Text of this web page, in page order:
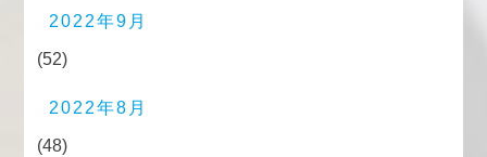
2022年9月
(52)
2022年8月
(48)